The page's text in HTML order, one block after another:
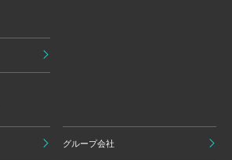
グループ会社